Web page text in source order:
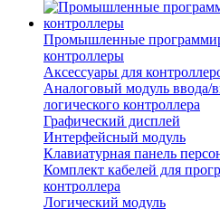
Промышленные
контроллеры
Аксессуары для
Аналоговый модуль ввода/
логического контроллера
Графический дисплей
Интерфейсный модуль
Клавиатурная панель
Комплект кабелей для
контроллера
Логический модуль